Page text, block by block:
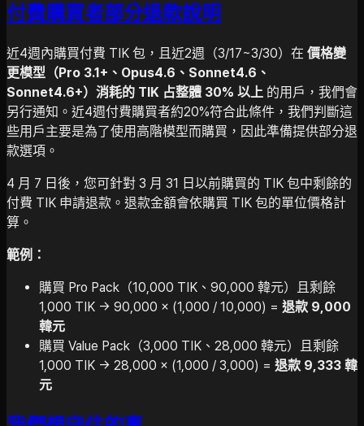
付費購買者部分退款說明
近4週內購買付費 TIK 包，且近2週（3/17~3/30）在 價格變
更模型（Pro 3.1+、Opus4.6、Sonnet4.6、
Sonnet4.6+）消耗的 TIK 占整體 30% 以上 的用戶，我們會
另行通知。近4週付費購買者約20%符合此條件，我們判斷這
些用戶主要是為了使用高階模型而購買，因此準備提供部分退
款選項。
4 月 7 日後，您可針對 3 月 31 日以前購買的 TIK 包中剩餘的
付費 TIK 申請退款。退款金額會依購買 TIK 包的單位價格計
算。
範例：
購買 Pro Pack（10,000 TIK、90,000 韓元）且剩餘
1,000 TIK → 90,000 × (1,000 / 10,000) = 退款 9,000
韓元
購買 Value Pack（3,000 TIK、28,000 韓元）且剩餘
1,000 TIK → 28,000 × (1,000 / 3,000) = 退款 9,333 韓
元